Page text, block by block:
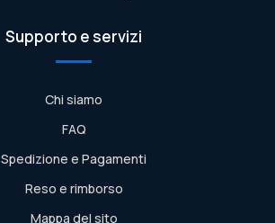
Supporto e servizi
Chi siamo
FAQ
Spedizione e Pagamenti
Reso e rimborso
Mappa del sito